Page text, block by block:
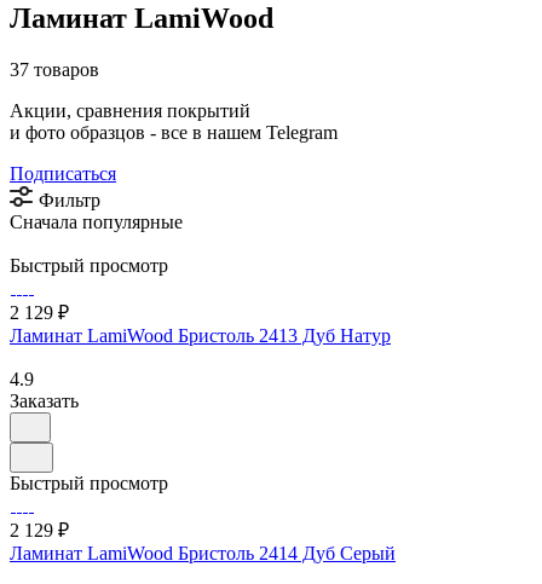
Ламинат LamiWood
37 товаров
Акции, сравнения покрытий
и фото образцов - все в нашем Telegram
Подписаться
Фильтр
Сначала популярные
Быстрый просмотр
2 129 ₽
Ламинат LamiWood Бристоль 2413 Дуб Натур
4.9
Заказать
Быстрый просмотр
2 129 ₽
Ламинат LamiWood Бристоль 2414 Дуб Серый